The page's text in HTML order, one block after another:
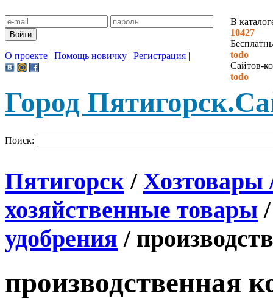
В
10427
todo
Сайтов-
todo
О проекте | Помощь новичку | Регистрация |
Город Пятигорск.
Поиск:
Пятигорск / Хозтовары
хозяйственные товары
удобрения /